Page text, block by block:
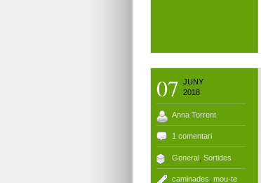
07 JUNY
2018
Anna Torrent
1 comentari
General, Sortides
caminades mou-te